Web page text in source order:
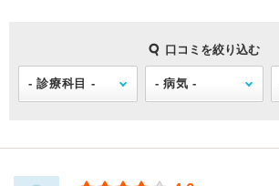
口コミを絞り込む